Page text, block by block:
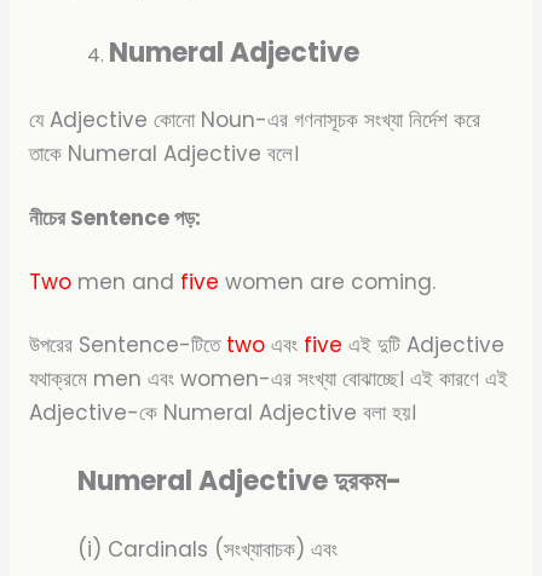
Numeral Adjective
যে Adjective কোনো Noun-এর গণনাসূচক সংখ্যা নির্দেশ করে
তাকে Numeral Adjective বলে।
নীচের Sentence পড়:
Twomen and five women are coming.
উপরের Sentence-টিতে twoএবং five এই দুটি Adjective
যথাক্রমে men এবং women-এর সংখ্যা বোঝাচ্ছে। এই কারণে এই
Adjective-কে Numeral Adjective বলা হয়।
Numeral Adjective দুরকম-
(i) Cardinals (সংখ্যাবাচক) এবং